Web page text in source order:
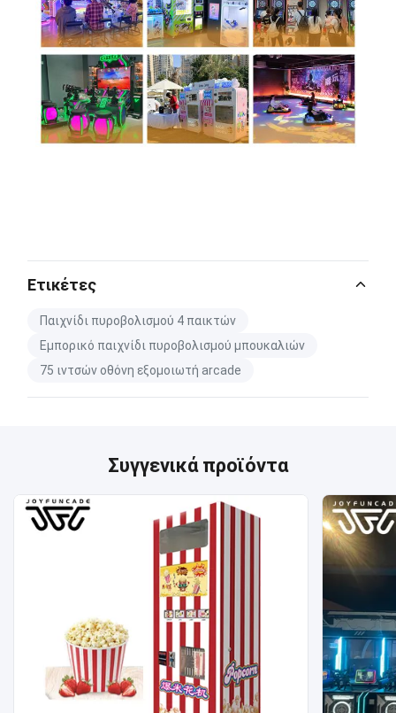
Ετικέτες
Παιχνίδι πυροβολισμού 4 παικτών
Εμπορικό παιχνίδι πυροβολισμού μπουκαλιών
75 ιντσών οθόνη εξομοιωτή arcade
Συγγενικά προϊόντα